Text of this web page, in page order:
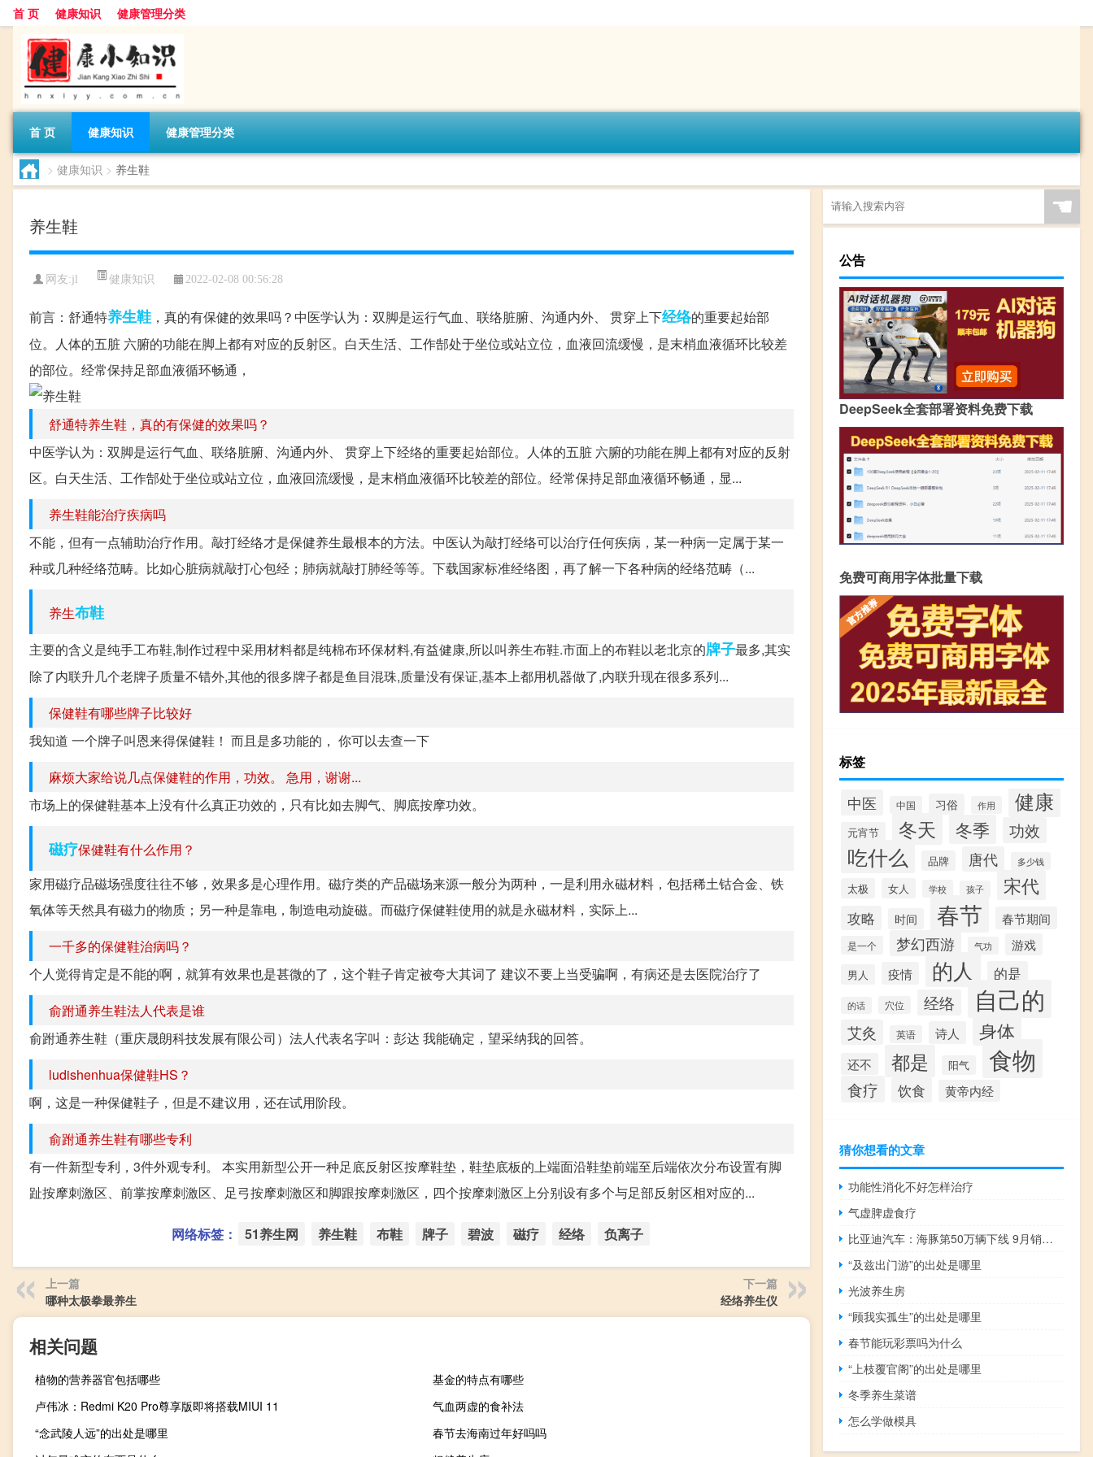
首 页 健康知识 健康管理分类
首 页 健康知识 健康管理分类
> 健康知识 > 养生鞋
养生鞋
网友:jl 健康知识 2022-02-08 00:56:28
前言：舒通特养生鞋 ，真的有保健的效果吗？中医学认为：双脚是运行气血、联络脏腑、沟通内外、 贯穿上下经络的重要起始部
位。人体的五脏 六腑的功能在脚上都有对应的反射区。白天生活、工作郜处于坐位或站立位，血液回流缓慢，是末梢血液循环比较差
的部位。经常保持足部血液循环畅通，
舒通特养生鞋，真的有保健的效果吗？
中医学认为：双脚是运行气血、联络脏腑、沟通内外、 贯穿上下经络的重要起始部位。人体的五脏 六腑的功能在脚上都有对应的反射
区。白天生活、工作郜处于坐位或站立位，血液回流缓慢，是末梢血液循环比较差的部位。经常保持足部血液循环畅通，显...
养生鞋能治疗疾病吗
不能，但有一点辅助治疗作用。敲打经络才是保健养生最根本的方法。中医认为敲打经络可以治疗任何疾病，某一种病一定属于某一
种或几种经络范畴。比如心脏病就敲打心包经；肺病就敲打肺经等等。下载国家标准经络图，再了解一下各种病的经络范畴（...
养生布鞋
主要的含义是纯手工布鞋,制作过程中采用材料都是纯棉布环保材料,有益健康,所以叫养生布鞋.市面上的布鞋以老北京的牌子最多,其实
除了内联升几个老牌子质量不错外,其他的很多牌子都是鱼目混珠,质量没有保证,基本上都用机器做了,内联升现在很多系列...
保健鞋有哪些牌子比较好
我知道 一个牌子叫恩来得保健鞋！ 而且是多功能的， 你可以去查一下
麻烦大家给说几点保健鞋的作用，功效。 急用，谢谢...
市场上的保健鞋基本上没有什么真正功效的，只有比如去脚气、脚底按摩功效。
磁疗保健鞋有什么作用？
家用磁疗品磁场强度往往不够，效果多是心理作用。磁疗类的产品磁场来源一般分为两种，一是利用永磁材料，包括稀土钴合金、铁
氧体等天然具有磁力的物质；另一种是靠电，制造电动旋磁。而磁疗保健鞋使用的就是永磁材料，实际上...
一千多的保健鞋治病吗？
个人觉得肯定是不能的啊，就算有效果也是甚微的了，这个鞋子肯定被夸大其词了 建议不要上当受骗啊，有病还是去医院治疗了
俞跗通养生鞋法人代表是谁
俞跗通养生鞋（重庆晟朗科技发展有限公司）法人代表名字叫：彭达 我能确定，望采纳我的回答。
ludishenhua保健鞋HS？
啊，这是一种保健鞋子，但是不建议用，还在试用阶段。
俞跗通养生鞋有哪些专利
有一件新型专利，3件外观专利。 本实用新型公开一种足底反射区按摩鞋垫，鞋垫底板的上端面沿鞋垫前端至后端依次分布设置有脚
趾按摩刺激区、前掌按摩刺激区、足弓按摩刺激区和脚跟按摩刺激区，四个按摩刺激区上分别设有多个与足部反射区相对应的...
网络标签： 51养生网 养生鞋 布鞋 牌子 碧波 磁疗 经络 负离子
上一篇
哪种太极拳最养生
下一篇
经络养生仪
相关问题
植物的营养器官包括哪些
基金的特点有哪些
卢伟冰：Redmi K20 Pro尊享版即将搭载MIUI 11
气血两虚的食补法
“念武陵人远”的出处是哪里
春节去海南过年好吗吗
☚
公告
DeepSeek全套部署资料免费下载
免费可商用字体批量下载
标签
中医 中国 习俗 作用 健康
元宵节 冬天 冬季 功效
吃什么 品牌 唐代 多少钱
太极 女人 学校 孩子 宋代
攻略 时间 春节 春节期间
是一个 梦幻西游 气功 游戏
男人 疫情 的人 的是
的话 穴位 经络 自己的
艾灸 英语 诗人 身体
还不 都是 阳气 食物
食疗 饮食 黄帝内经
猜你想看的文章
功能性消化不好怎样治疗
气虚脾虚食疗
比亚迪汽车：海豚第50万辆下线 9月销售32927辆
“及兹出门游”的出处是哪里
光波养生房
“顾我实孤生”的出处是哪里
春节能玩彩票吗为什么
“上枝覆官阁”的出处是哪里
冬季养生菜谱
怎么学做模具